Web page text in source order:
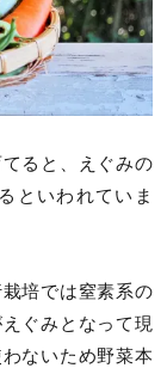
ると、えぐみの
といわれていま
培では窒素系の
ぐみとなって現
ないため野菜本